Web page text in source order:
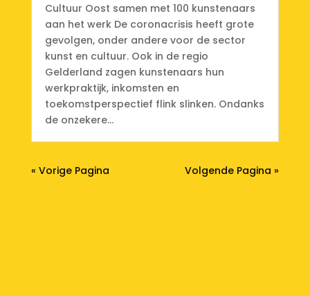
Cultuur Oost samen met 100 kunstenaars
aan het werk De coronacrisis heeft grote
gevolgen, onder andere voor de sector
kunst en cultuur. Ook in de regio
Gelderland zagen kunstenaars hun
werkpraktijk, inkomsten en
toekomstperspectief flink slinken. Ondanks
de onzekere...
« Vorige Pagina Volgende Pagina »